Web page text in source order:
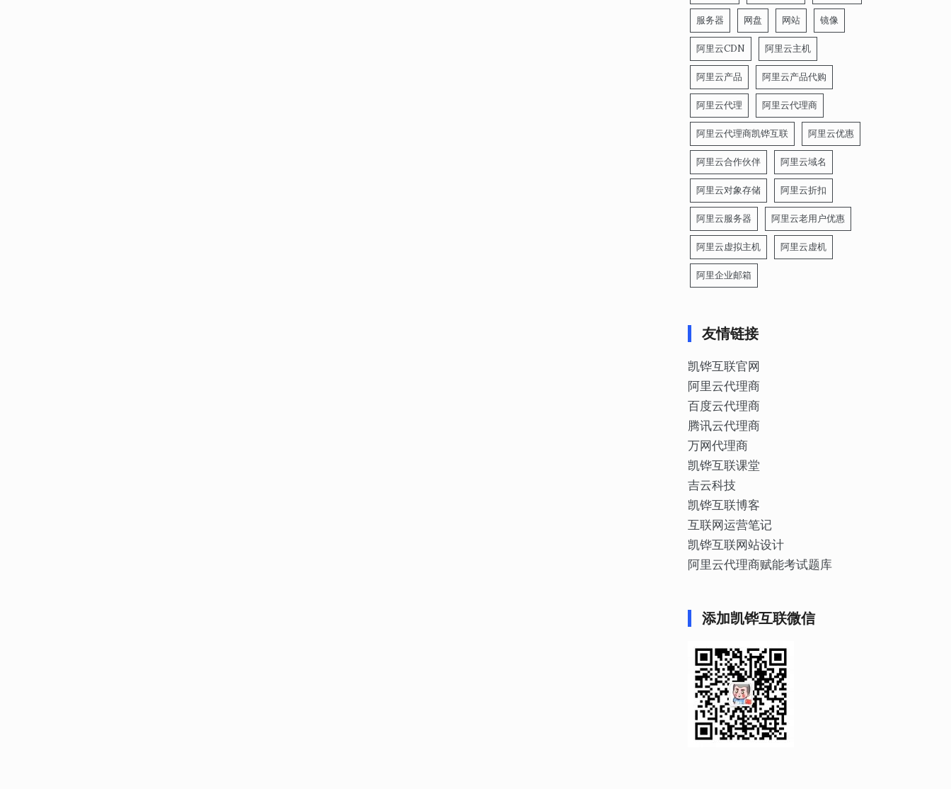
服务器 网盘 网站 镜像
阿里云CDN 阿里云主机
阿里云产品 阿里云产品代购
阿里云代理 阿里云代理商
阿里云代理商凯铧互联 阿里云优惠
阿里云合作伙伴 阿里云域名
阿里云对象存储 阿里云折扣
阿里云服务器 阿里云老用户优惠
阿里云虚拟主机 阿里云虚机
阿里企业邮箱
友情链接
凯铧互联官网
阿里云代理商
百度云代理商
腾讯云代理商
万网代理商
凯铧互联课堂
吉云科技
凯铧互联博客
互联网运营笔记
凯铧互联网站设计
阿里云代理商赋能考试题库
添加凯铧互联微信